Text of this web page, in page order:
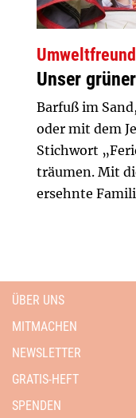
Unser
Barfuß im
oder mit dem
Stichwort
träumen. Mit
ersehnte
ÜBER UNS
MITMACHEN
NEWSLETTER
GRATIS-HEFT
SPENDEN